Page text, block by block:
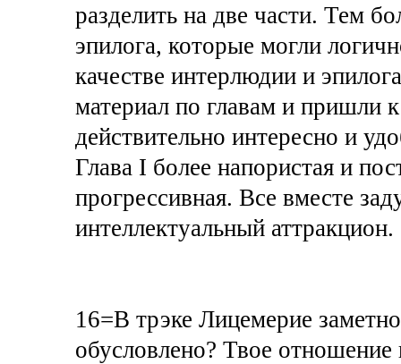
разделить на две части. Тем
эпилога, которые могли
качестве интерлюдии и
материал по главам и пришли
действительно интересно и
Глава I более напористая и
прогрессивная. Все вместе
интеллектуальный
16=В трэке Лицемерие
обусловлено? Твое